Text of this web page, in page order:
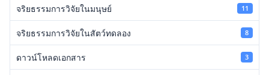
จริยธรรมการวิจัยในมนุษย์ 11
จริยธรรมการวิจัยในสัตว์ทดลอง 8
ดาวน์โหลดเอกสาร 3